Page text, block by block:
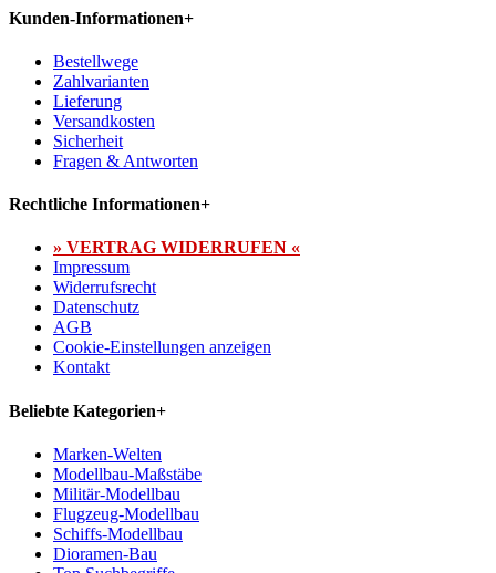
Kunden-Informationen+
Bestellwege
Zahlvarianten
Lieferung
Versandkosten
Sicherheit
Fragen & Antworten
Rechtliche Informationen+
» VERTRAG WIDERRUFEN «
Impressum
Widerrufsrecht
Datenschutz
AGB
Cookie-Einstellungen anzeigen
Kontakt
Beliebte Kategorien+
Marken-Welten
Modellbau-Maßstäbe
Militär-Modellbau
Flugzeug-Modellbau
Schiffs-Modellbau
Dioramen-Bau